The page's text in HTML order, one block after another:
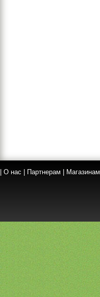
О нас Партнерам Магазинам